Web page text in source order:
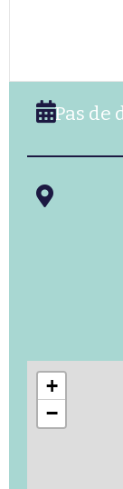
Pas de
+
−